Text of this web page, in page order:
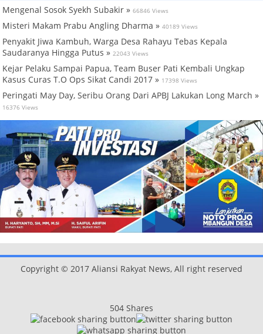
Mengenal Sosok Syekh Subakir » 66846 Views
Misteri Makam Prabu Angling Dharma » 40189 Views
Penyakit Jiwa Kambuh, Warga Desa Rahayu Tebas Kepala
Saudaranya Hingga Putus » 22043 Views
Kejar Pelaku Sampai Papua, Team Buser Pati Kembali Ungkap
Kasus Curas T.O Ops Sikat Candi 2017 » 17398 Views
Peringati May Day, Seribu Orang Dari APBJ Lakukan Long March »
16376 Views
Copyright © 2017 Aliansi Rakyat News, All right reserved
504 Shares